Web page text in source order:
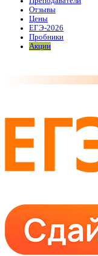
Отзывы
Цены
ЕГЭ-2026
Пробники
Акции